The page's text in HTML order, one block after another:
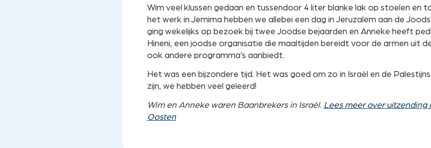
Wim veel klussen gedaan en tussendoor 4 liter blanke lak op stoelen en
het werk in Jemima hebben we allebei een dag in Jeruzalem aan de
ging wekelijks op bezoek bij twee Joodse bejaarden en Anneke heeft
Hineni, een joodse organisatie die maaltijden bereidt voor de armen uit
ook andere programma’s aanbiedt.
Het was een bijzondere tijd. Het was goed om zo in Israël en de
zijn, we hebben veel geleerd!
Wim en Anneke waren Baanbrekers in Israël. Lees meer over uitzending
Oosten